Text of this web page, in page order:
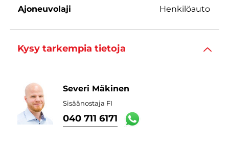
Ajoneuvolaji
Henkilöauto
Kysy tarkempia tietoja
Severi Mäkinen
Sisäänostaja FI
040 711 6171